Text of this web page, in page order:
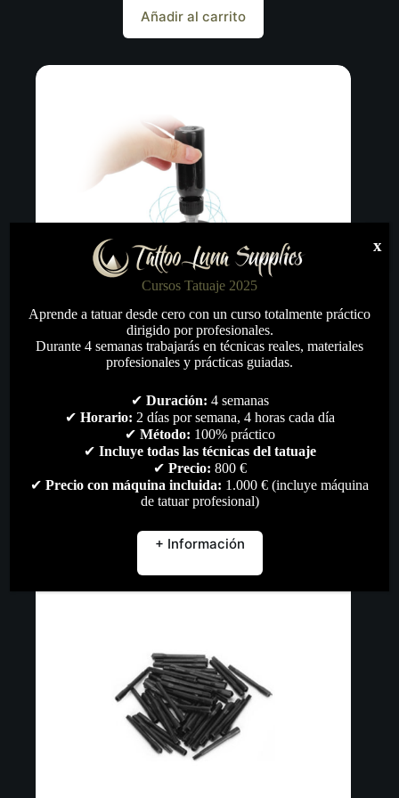
Añadir al carrito
Mezclador de Tintas
96,00€
Accesorios,Material artístico, Pigmentos,Todo
Añadir al carrito
Cursos Tatuaje 2025
Aprende a tatuar desde cero con un curso totalmente práctico
dirigido por profesionales.
Durante 4 semanas trabajarás en técnicas reales, materiales
profesionales y prácticas guiadas.
✔ Duración: 4 semanas
✔ Horario: 2 días por semana, 4 horas cada día
✔ Método: 100% práctico
✔ Incluye todas las técnicas del tatuaje
✔ Precio: 800 €
✔ Precio con máquina incluida: 1.000 € (incluye máquina
de tatuar profesional)
+ Información
x